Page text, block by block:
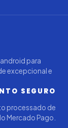
para
excepcional e
SEGURO
processado de
Mercado Pago.